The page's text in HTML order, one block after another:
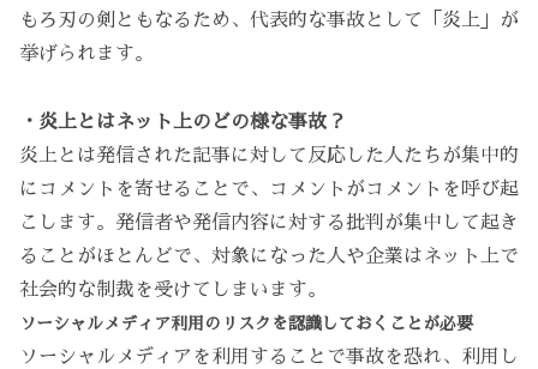
もろ刃の剣ともなるため、代表的な事故として「炎上」が
挙げられます。
・炎上とはネット上のどの様な事故？
炎上とは発信された記事に対して反応した人たちが集中的
にコメントを寄せることで、コメントがコメントを呼び起
こします。発信者や発信内容に対する批判が集中して起き
ることがほとんどで、対象になった人や企業はネット上で
社会的な制裁を受けてしまいます。
ソーシャルメディア利用のリスクを認識しておくことが必要
ソーシャルメディアを利用することで事故を恐れ、利用し